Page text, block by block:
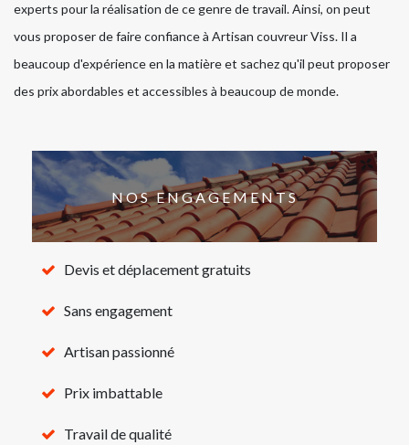
experts pour la réalisation de ce genre de travail. Ainsi, on peut
vous proposer de faire confiance à Artisan couvreur Viss. Il a
beaucoup d'expérience en la matière et sachez qu'il peut proposer
des prix abordables et accessibles à beaucoup de monde.
NOS ENGAGEMENTS
Devis et déplacement gratuits
Sans engagement
Artisan passionné
Prix imbattable
Travail de qualité